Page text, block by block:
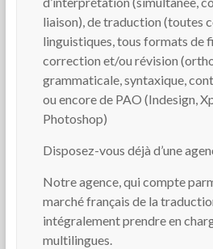
liaison), de traduction (toutes
linguistiques, tous formats de
correction et/ou révision
grammaticale, syntaxique,
ou encore de PAO (Indesign,
Photoshop)
Disposez-vous déjà d’une
Notre agence, qui compte
marché français de la
intégralement prendre en
multilingues.